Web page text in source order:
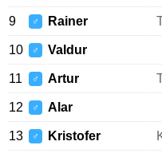
9 ♂ Rainer
10 ♂ Valdur
11 ♂ Artur
12 ♂ Alar
13 ♂ Kristofer